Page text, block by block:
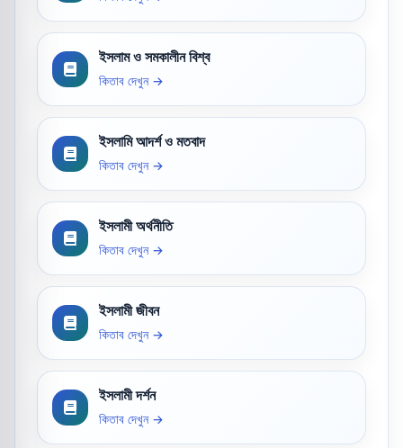
ইসলাম ও সমকালীন বিশ্ব
কিতাব দেখুন →
ইসলামি আদর্শ ও মতবাদ
কিতাব দেখুন →
ইসলামী অর্থনীতি
কিতাব দেখুন →
ইসলামী জীবন
কিতাব দেখুন →
ইসলামী দর্শন
কিতাব দেখুন →